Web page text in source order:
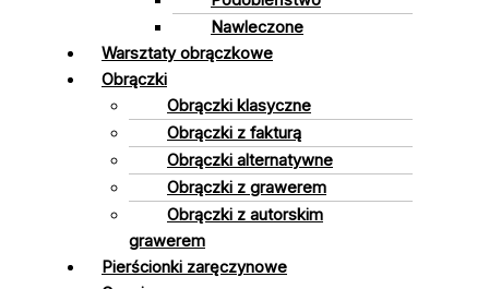
Nawleczone
Warsztaty obrączkowe
Obrączki
Obrączki klasyczne
Obrączki z fakturą
Obrączki alternatywne
Obrączki z grawerem
Obrączki z autorskim
grawerem
Pierścionki zaręczynowe